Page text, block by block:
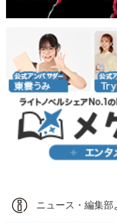
ニュース・編集部